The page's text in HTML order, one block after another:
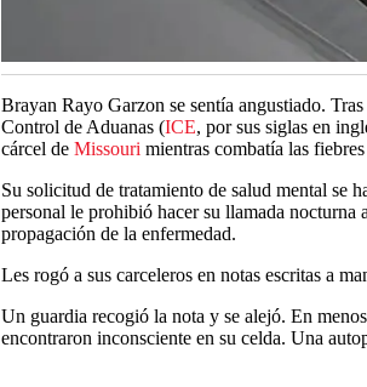
Brayan Rayo Garzon se sentía angustiado.
Control de Aduanas (ICE, por sus siglas en
cárcel de Missouri mientras combatía las
Su solicitud de tratamiento de salud mental se
personal le prohibió hacer su llamada nocturna
propagación de la enfermedad.
Les rogó a sus carceleros en notas escritas a
Un guardia recogió la nota y se alejó. En
encontraron inconsciente en su celda. Una